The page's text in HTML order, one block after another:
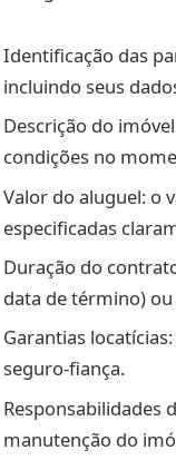
Identificação das
incluindo seus
Descrição do
condições no
Valor do aluguel: o
especificadas
Duração do
data de término)
Garantias
seguro-fiança.
Responsabilidades
manutenção do